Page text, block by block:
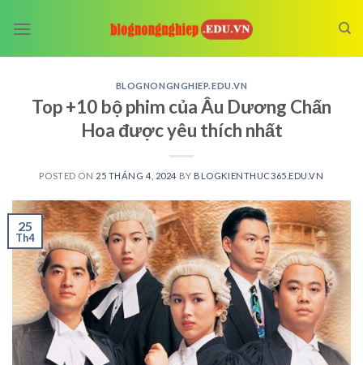
BLOGNONGNGHIEP.EDU.VN
Top +10 bộ phim của Âu Dương Chấn
Hoa được yêu thích nhất
POSTED ON 25 THÁNG 4, 2024 BY BLOGKIENTHUC365.EDU.VN
25
Th4